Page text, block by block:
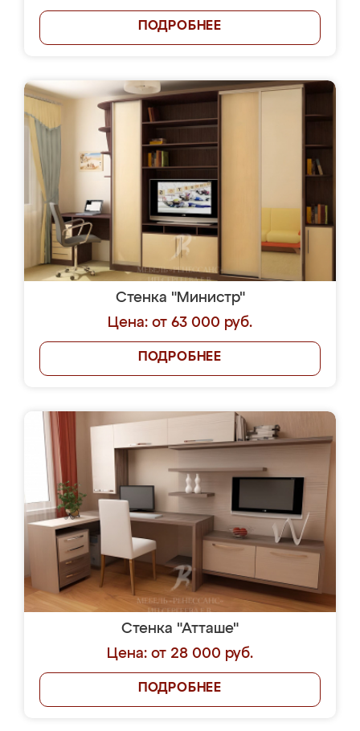
ПОДРОБНЕЕ
Стенка "Министр"
Цена: от 63 000 руб.
ПОДРОБНЕЕ
Стенка "Атташе"
Цена: от 28 000 руб.
ПОДРОБНЕЕ